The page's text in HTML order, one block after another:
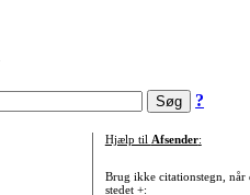
?
Hjælp til Afsender:
Brug ikke citationstegn, når
stedet +: